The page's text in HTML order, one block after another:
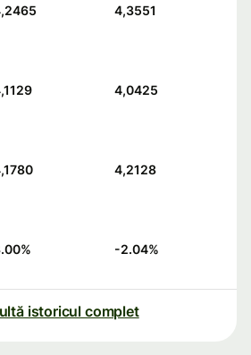
4,3551
4,0425
4,2128
% -2.04%
istoricul complet